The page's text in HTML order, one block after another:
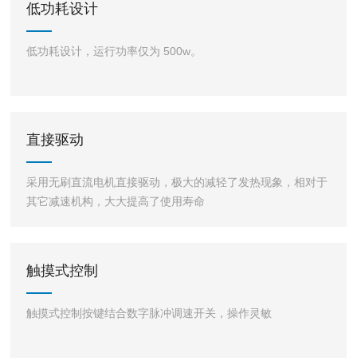
低功耗设计
低功耗设计，运行功率仅为 500w。
直接驱动
采用无刷直流电机直接驱动，极大的减轻了发热现象，相对于
其它减速机构，大大提高了使用寿命
触摸式控制
触摸式控制按键结合数字脉冲调速开关，操作灵敏